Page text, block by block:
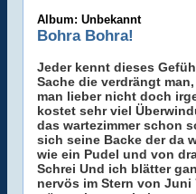
Album: Unbekannt
Bohra Bohra!
Jeder kennt dieses
Sache die verdrängt
man lieber nicht doch
kostet sehr viel
das wartezimmer schon
sich seine Backe der da
wie ein Pudel und von
Schrei Und ich blätter
nervös im Stern von